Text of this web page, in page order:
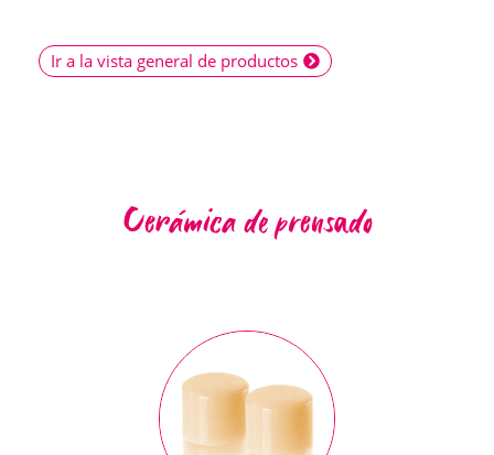
Ir a la vista general de productos
Cerámica de prensado